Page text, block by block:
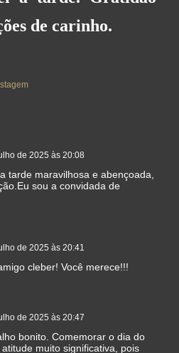
de carinho.
de 2025 às 20:08
tarde maravilhosa e abençoada,
sou a convidada de
de 2025 às 20:41
cleber! Você merece!!!
de 2025 às 20:47
bonito. Comemorar o dia do
muito significativa, pois